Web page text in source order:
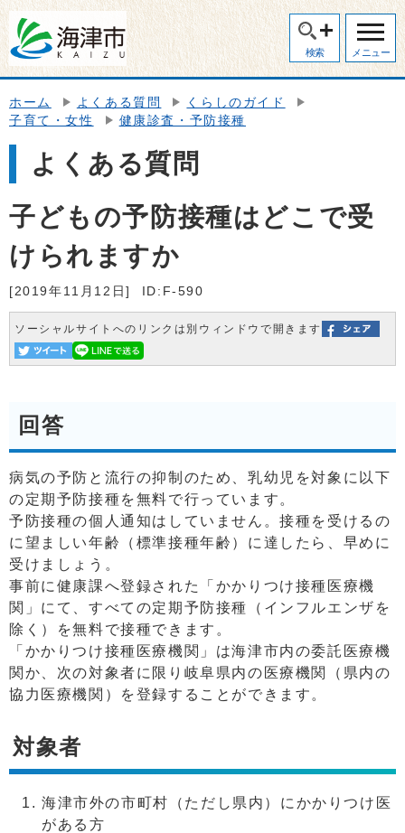
検索 メニュー
ホーム よくある質問
くらしのガイド
子育て・女性
健康診査・予防接種
よくある質問
子どもの予防接種はどこで受
けられますか
[2019年11月12日] ID:F-590
ソーシャルサイトへのリンクは別ウィンドウで開きます
回答
病気の予防と流行の抑制のため、乳幼児を対象に以下
の定期予防接種を無料で行っています。
予防接種の個人通知はしていません。接種を受けるの
に望ましい年齢（標準接種年齢）に達したら、早めに
受けましょう。
事前に健康課へ登録された「かかりつけ接種医療機
関」にて、すべての定期予防接種（インフルエンザを
除く）を無料で接種できます。
「かかりつけ接種医療機関」は海津市内の委託医療機
関か、次の対象者に限り岐阜県内の医療機関（県内の
協力医療機関）を登録することができます。
対象者
海津市外の市町村（ただし県内）にかかりつけ医
がある方